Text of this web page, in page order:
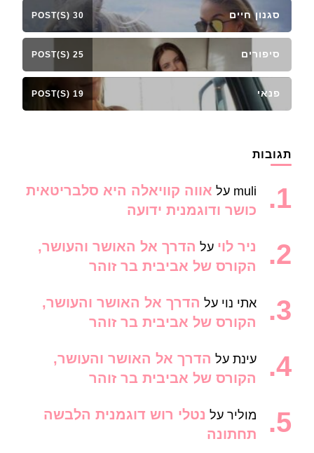
סגנון חיים 30 POST(S)
סיפורים 25 POST(S)
פנאי 19 POST(S)
תגובות
muli על אווה קוויאלה היא סלבריטאית
כושר ודוגמנית ידועה
ניר לוי על הדרך אל האושר והעושר,
הקורס של אביבית בר זוהר
אתי נוי על הדרך אל האושר והעושר,
הקורס של אביבית בר זוהר
עינת על הדרך אל האושר והעושר,
הקורס של אביבית בר זוהר
מוליר על נטלי רוש דוגמנית הלבשה
תחתונה